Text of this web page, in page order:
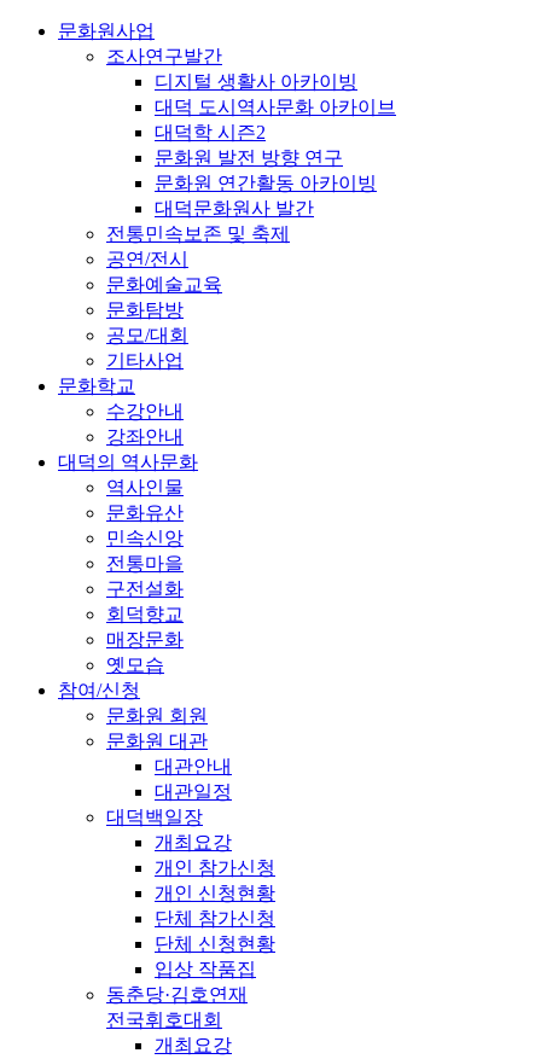
문화원사업
조사연구발간
디지털 생활사 아카이빙
대덕 도시역사문화 아카이브
대덕학 시즌2
문화원 발전 방향 연구
문화원 연간활동 아카이빙
대덕문화원사 발간
전통민속보존 및 축제
공연/전시
문화예술교육
문화탐방
공모/대회
기타사업
문화학교
수강안내
강좌안내
대덕의 역사문화
역사인물
문화유산
민속신앙
전통마을
구전설화
회덕향교
매장문화
옛모습
참여/신청
문화원 회원
문화원 대관
대관안내
대관일정
대덕백일장
개최요강
개인 참가신청
개인 신청현황
단체 참가신청
단체 신청현황
입상 작품집
동춘당·김호연재
전국휘호대회
개최요강